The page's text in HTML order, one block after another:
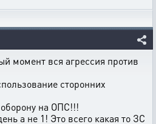
момент вся агрессия против
сторонних
на ОПС!!!
а не 1! Это всего какая то ЗС